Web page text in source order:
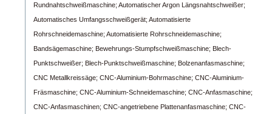
Rundnahtschweißmaschine; Automatischer Argon Längsnahtschweißer;
Automatisches Umfangsschweißgerät; Automatisierte
Rohrschneidemaschine; Automatisierte Rohrschneidemaschine;
Bandsägemaschine; Bewehrungs-Stumpfschweißmaschine; Blech-
Punktschweißer; Blech-Punktschweißmaschine; Bolzenanfasmaschine;
CNC Metallkreissäge; CNC-Aluminium-Bohrmaschine; CNC-Aluminium-
Fräsmaschine; CNC-Aluminium-Schneidemaschine; CNC-Anfasmaschine;
CNC-Anfasmaschinen; CNC-angetriebene Plattenanfasmaschine; CNC-